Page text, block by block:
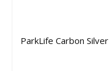
ParkLife Carbon Silver